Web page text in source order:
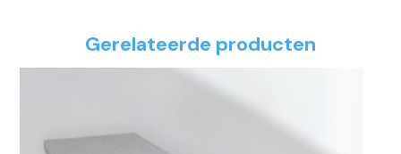
Gerelateerde producten